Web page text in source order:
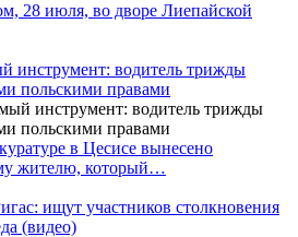
28 июля, во дворе Лиепайской
инструмент: водитель трижды
польскими правами
в Цесисе вынесено
жителю, который…
ищут участников столкновения
(видео)